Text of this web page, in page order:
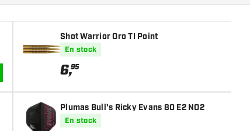
AÑADIR A LA CESTA
Shot Warrior Oro TI Point
En stock
6,95
Plumas Bull's Ricky Evans 80 E2 NO2
En stock